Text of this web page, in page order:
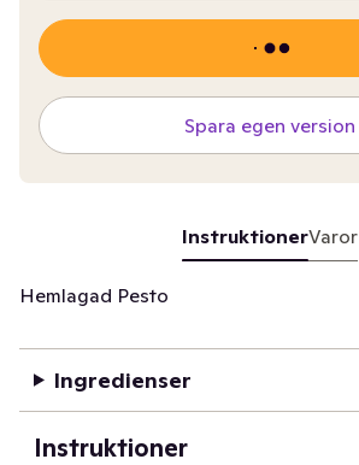
Spara egen version
InstruktionerVaror
Hemlagad Pesto
Ingredienser
Instruktioner